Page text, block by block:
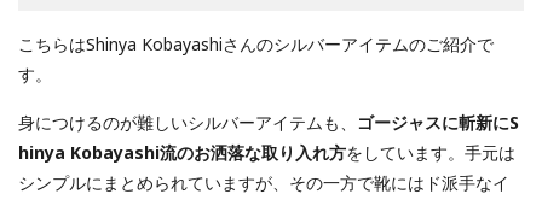
こちらはShinya Kobayashiさんのシルバーアイテムのご紹介で
す。
身につけるのが難しいシルバーアイテムも、 ゴージャスに斬新にS
hinya Kobayashi流のお洒落な取り入れ方をしています。手元は
シンプルにまとめられていますが、その一方で靴にはド派手なイ